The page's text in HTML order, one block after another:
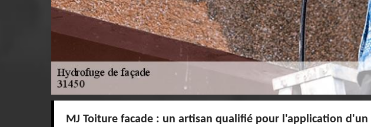
MJ Toiture facade : un artisan qualifié pour l'application d'un